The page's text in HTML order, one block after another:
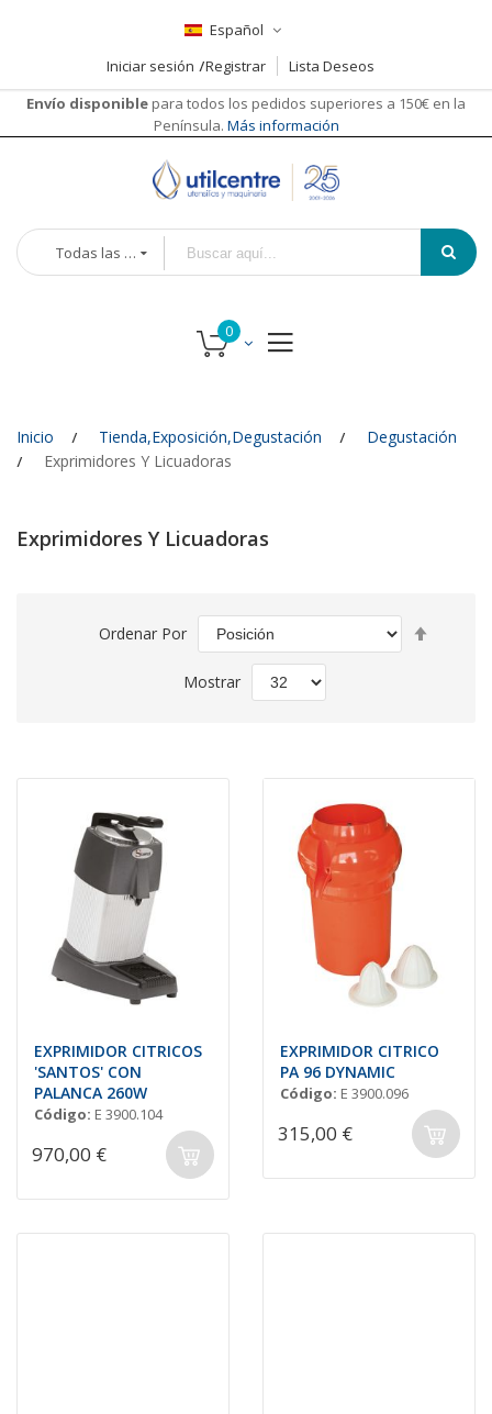
Español
Iniciar sesión
Registrar
Lista Deseos
Envío disponible para todos los pedidos superiores a 150€ en la
Península. Más información
Todas las categorías
Inicio Tienda,Exposición,Degustación
Degustación
Exprimidores Y Licuadoras
Exprimidores Y Licuadoras
Ordenar Por
Mostrar
EXPRIMIDOR CITRICOS
'SANTOS' CON
PALANCA 260W
Código: E 3900.104
970,00 €
EXPRIMIDOR CITRICO
PA 96 DYNAMIC
Código: E 3900.096
315,00 €